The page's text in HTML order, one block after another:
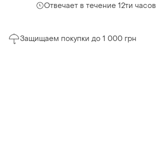
Отвечает в течение 12ти часов
Защищаем покупки до 1 000 грн